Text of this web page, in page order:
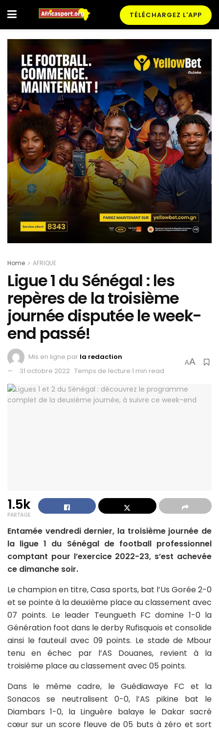
TÉLÉCHARGEZ L'APP
Home AFRIQUE
Ligue 1 du Sénégal : les
repères de la troisième
journée disputée le week-
end passé!
Mis en ligne par la redaction
31 octobre 2022 Temps de lecture:1 min read
AA
1.5k
PARTAGE
Entamée vendredi dernier, la troisième journée de
la ligue 1 du Sénégal de football professionnel
comptant pour l’exercice 2022-23, s’est achevée
ce dimanche soir.
Le champion en titre, Casa sports, bat l’Us Gorée 2-0
et se pointe à la deuxième place au classement avec
07 points. Le leader Teungueth FC domine 1-0 la
Génération foot dans le derby Rufisquois et consolide
ainsi le fauteuil avec 09 points. Le stade de Mbour
tenu en échec par l’AS Douanes, revient à la
troisième place au classement avec 05 points.
Dans le même cadre, le Guédiawaye FC et la
Sonacos se neutralisent 0-0, l’AS pikine bat le
Diambars 1-0, la Linguère balaye le Dakar sacré
cœur sur un score fleuve de 05 buts à zéro et sort